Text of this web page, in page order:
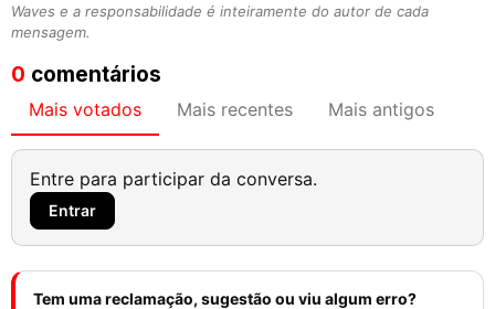
Waves e a responsabilidade é inteiramente do autor de cada
mensagem.
0 comentários
Mais votados Mais recentes Mais antigos
Entre para participar da conversa.
Entrar
Tem uma reclamação, sugestão ou viu algum erro?